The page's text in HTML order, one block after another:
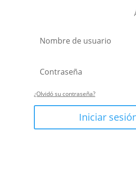
¿Olvidó su contraseña?
Iniciar